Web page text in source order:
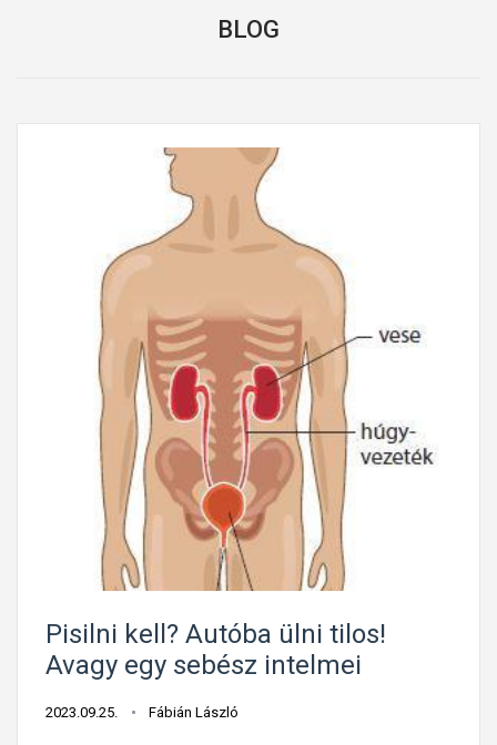
BLOG
Pisilni kell? Autóba ülni tilos!
Avagy egy sebész intelmei
2023.09.25. Fábián László